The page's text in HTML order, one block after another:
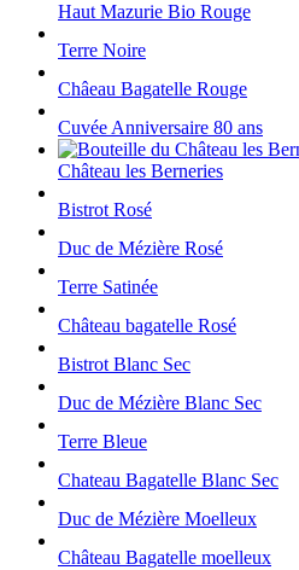
Haut Mazurie Bio Rouge
Terre Noire
Châeau Bagatelle Rouge
Cuvée Anniversaire 80 ans
Château les Berneries
Bistrot Rosé
Duc de Mézière Rosé
Terre Satinée
Château bagatelle Rosé
Bistrot Blanc Sec
Duc de Mézière Blanc Sec
Terre Bleue
Chateau Bagatelle Blanc Sec
Duc de Mézière Moelleux
Château Bagatelle moelleux